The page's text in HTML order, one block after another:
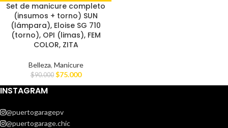
Set de manicure completo
(insumos + torno) SUN
(lámpara), Eloise SG 710
(torno), OPI (limas), FEM
COLOR, ZITA
Belleza, Manicure
$90.000 $75.000
INSTAGRAM
@puertogaragepv
@puertogarage.chic